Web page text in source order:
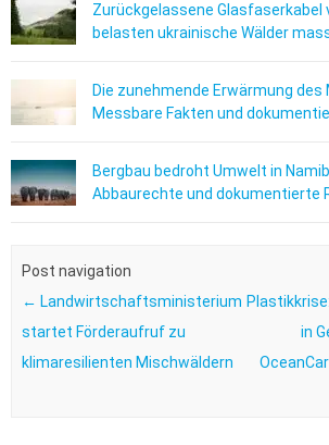
Zurückgelassene Glasfaserkabel
belasten ukrainische Wälder
Die zunehmende Erwärmung
Messbare Fakten und
Bergbau bedroht Umwelt in
Abbaurechte und dokumentierte
Post navigation
← Landwirtschaftsministerium
startet Förderaufruf zu
klimaresilienten Mischwäldern
in